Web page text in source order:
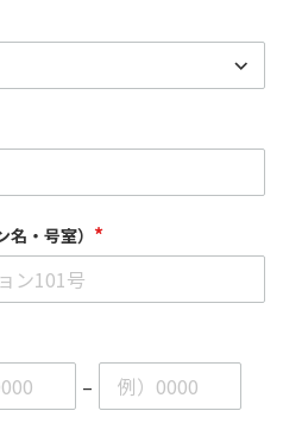
・号室） *
–